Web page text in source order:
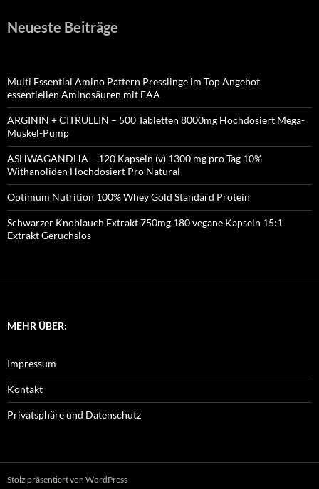
Neueste Beiträge
Multi Essential Amino Pattern Presslinge im Top Angebot
essentiellen Aminosäuren mit EAA
ARGININ + CITRULLIN – 500 Tabletten 8000mg Hochdosiert Mega-
Muskel-Pump
ASHWAGANDHA – 120 Kapseln (v) 1300 mg pro Tag 10%
Withanoliden Hochdosiert Pro Natural
Optimum Nutrition 100% Whey Gold Standard Protein
Schwarzer Knoblauch Extrakt 750mg 180 vegane Kapseln 15:1
Extrakt Geruchslos
MEHR ÜBER:
Impressum
Kontakt
Privatsphäre und Datenschutz
Stolz präsentiert von WordPress